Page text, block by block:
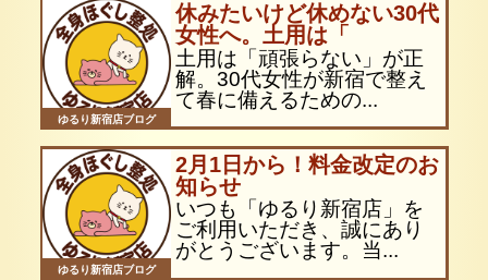
ゆるり新宿店ブログ
休みたいけど休めない30代
女性へ。土用は「
土用は「頑張らない」が正
解。30代女性が新宿で整え
て春に備えるための...
ゆるり新宿店ブログ
2月1日から！料金改定のお
知らせ
いつも「ゆるり新宿店」を
ご利用いただき、誠にあり
がとうございます。当...